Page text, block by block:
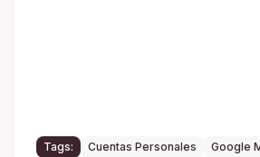
Tags: Cuentas Personales
Google